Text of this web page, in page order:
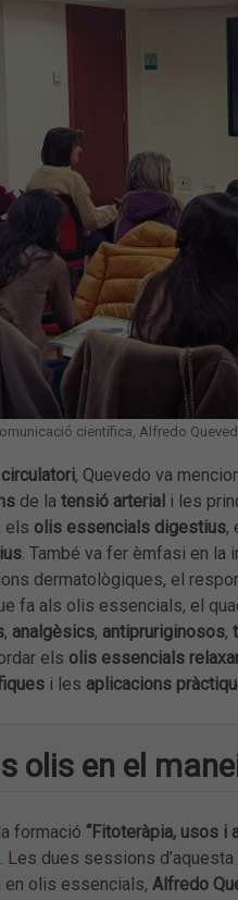
científica, Alfredo
, Quevedo va
de la tensió arterial i les
els olis essencials digestius,
. També va fer èmfasi en la
dermatològiques, el
fa als olis essencials, el
, analgèsics, antipruriginosos,
els olis essencials
i les aplicacions
olis en el
formació “Fitoteràpia, usos
. Les dues sessions
olis essencials, Alfredo